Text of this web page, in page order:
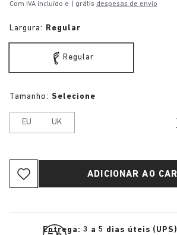
Com IVA incluído e | grátis despesas de envio
Largura: Regular
Regular
Tamanho: Selecione
EU UK
ADICIONAR AO
Entrega: 3 a 5 dias úteis (UPS)